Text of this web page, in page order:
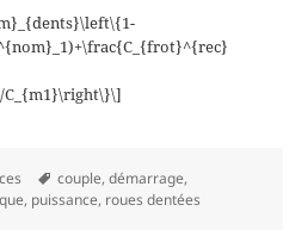
Mots-
clés
couple,démarrage,
, puissance, roues dentées